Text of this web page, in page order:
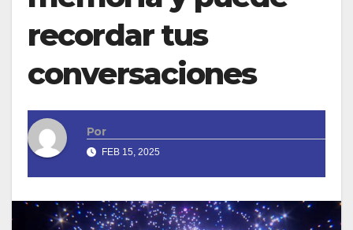
recordar tus
conversaciones
Por
FEB 15, 2025